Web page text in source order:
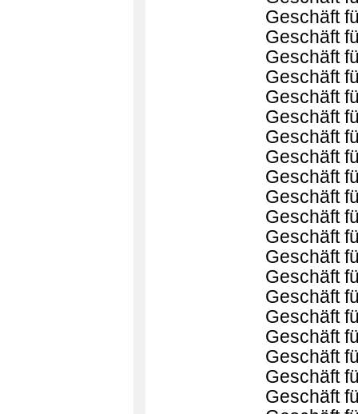
Geschäft
Geschäft
Geschäft
Geschäft
Geschäft
Geschäft
Geschäft
Geschäft
Geschäft
Geschäft
Geschäft
Geschäft
Geschäft
Geschäft
Geschäft
Geschäft
Geschäft
Geschäft
Geschäft
Geschäft